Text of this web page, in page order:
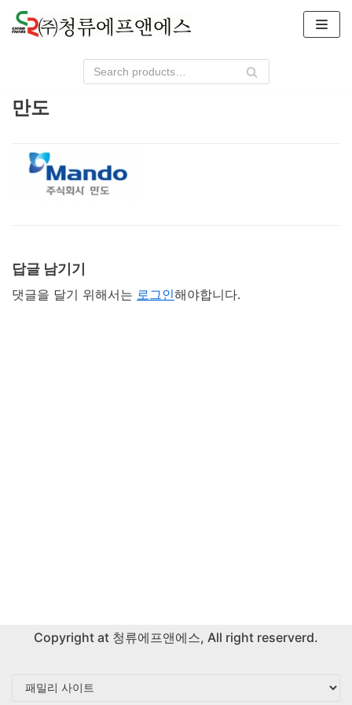
콘
텐
건
너
만도
답글 남기기
댓글을 달기 위해서는 로그인해야합니다.
Copyright at 청류에프앤에스, All right reserverd.